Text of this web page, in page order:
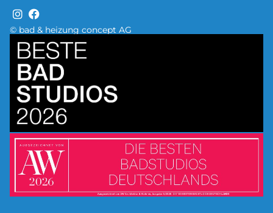
© bad & heizung concept AG
Bild